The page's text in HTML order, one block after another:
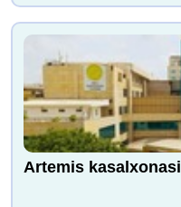
Artemis kasalxonasi